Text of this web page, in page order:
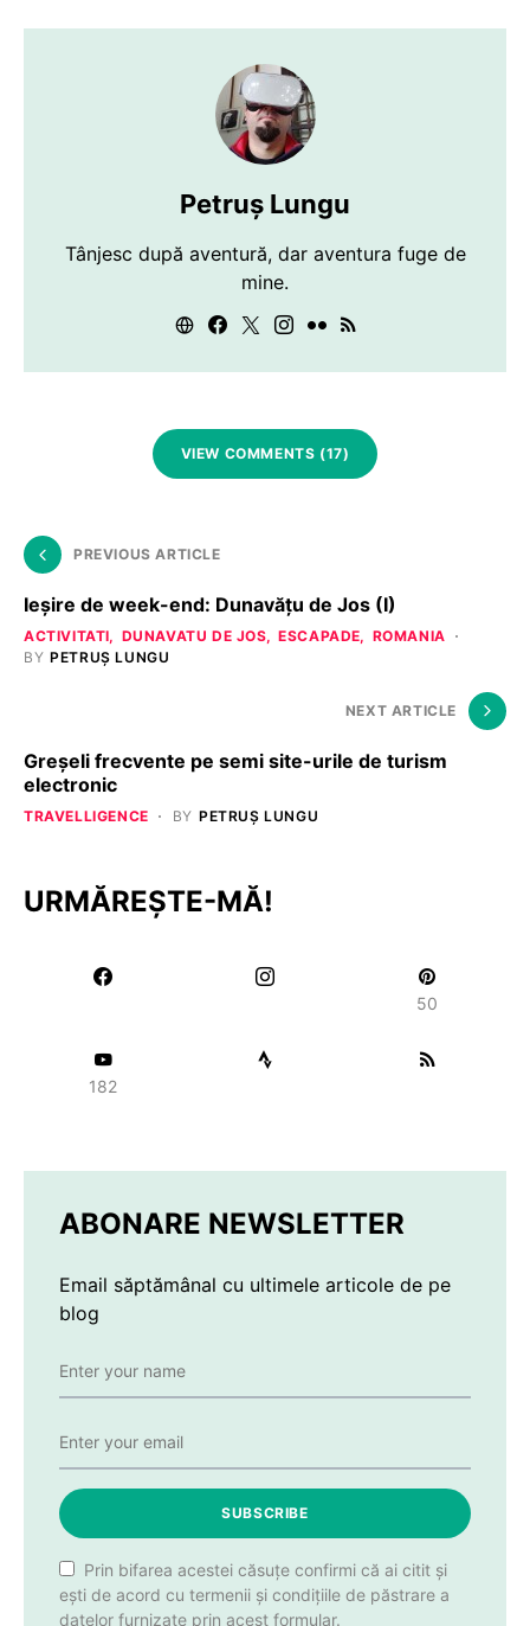
Petruș Lungu
Tânjesc după aventură, dar aventura fuge de
mine.
VIEW COMMENTS (17)
PREVIOUS ARTICLE
Ieşire de week-end: Dunavăţu de Jos (I)
ACTIVITATI DUNAVATU DE JOS ESCAPADE
ROMANIA
BY PETRUȘ LUNGU
NEXT ARTICLE
Greşeli frecvente pe semi site-urile de turism
electronic
TRAVELLIGENCE BY PETRUȘ LUNGU
URMĂREȘTE-MĂ!
50
182
ABONARE NEWSLETTER
Email săptămânal cu ultimele articole de pe
blog
SUBSCRIBE
Prin bifarea acestei căsuțe confirmi că ai citit și
ești de acord cu termenii și condițiile de păstrare a
datelor furnizate prin acest formular.